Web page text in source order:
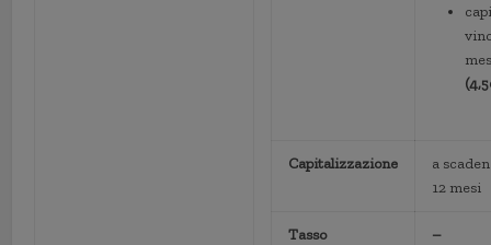
Capitalizzazione
a
12 mesi
Tasso
–